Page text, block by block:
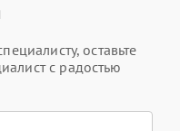
оставьте
с радостью